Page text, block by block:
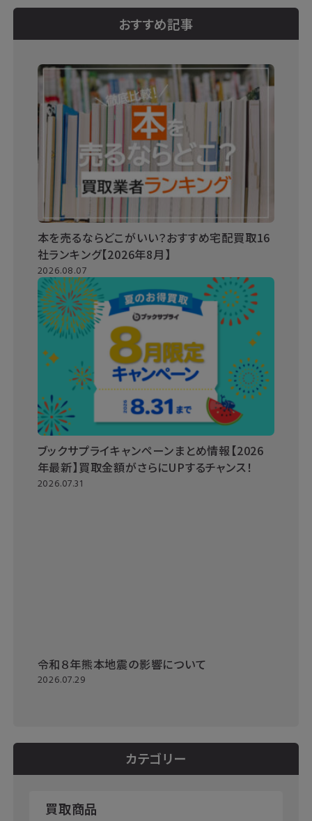
おすすめ記事
本を売るならどこがいい？おすすめ宅配買取16
社ランキング【2026年8月】
2026.08.07
ブックサプライキャンペーンまとめ情報【2026
年最新】買取金額がさらにUPするチャンス！
2026.07.31
令和８年熊本地震の影響について
2026.07.29
カテゴリー
買取商品